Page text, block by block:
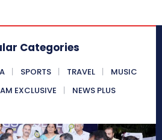
Categories
SPORTS TRAVEL
MUSIC
EXCLUSIVE
NEWS PLUS